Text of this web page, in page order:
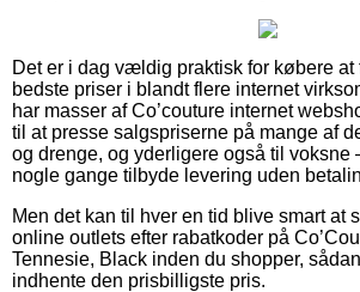
Det er i dag vældig praktisk for købere at
bedste priser i blandt flere internet
har masser af Co’couture internet
til at presse salgspriserne på mange af
og drenge, og yderligere også til voksne
nogle gange tilbyde levering uden
Men det kan til hver en tid blive smart at
online outlets efter rabatkoder på
Tennesie, Black inden du shopper,
indhente den prisbilligste pris.